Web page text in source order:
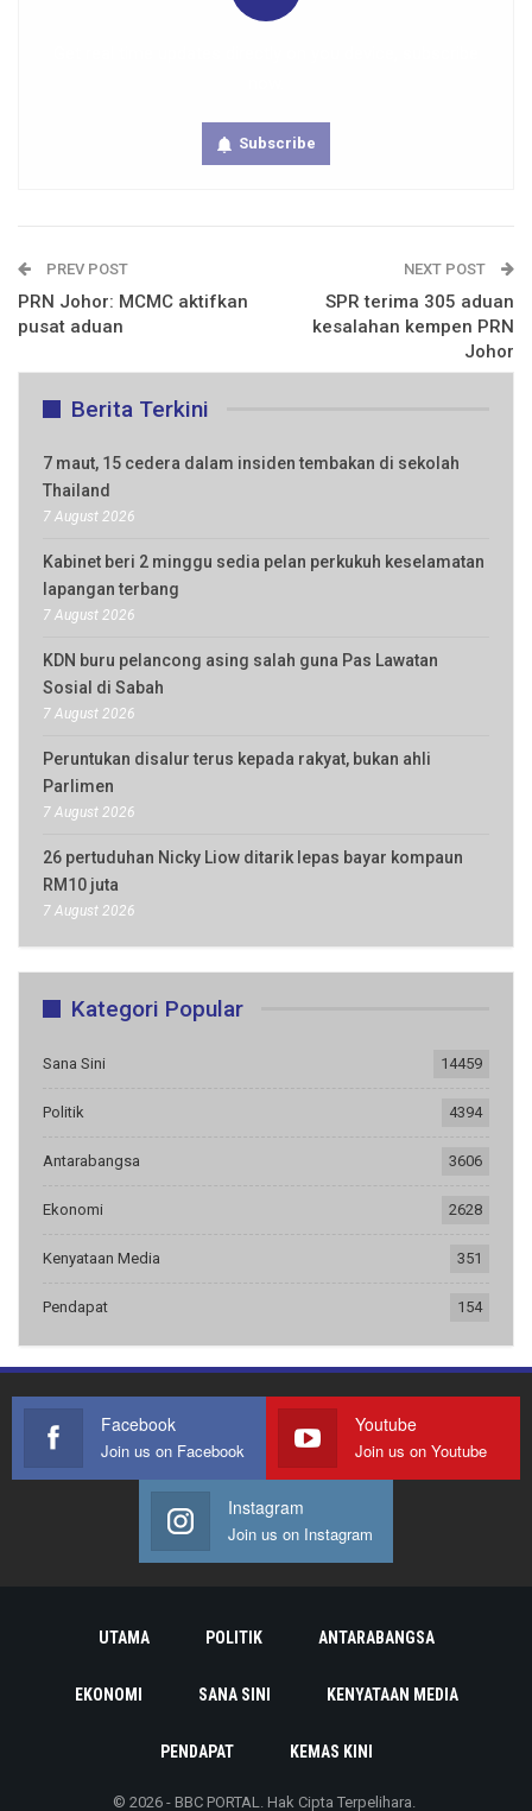
Subscribe
PREV POST
PRN Johor: MCMC aktifkan
pusat aduan
NEXT POST
SPR terima 305 aduan
kesalahan kempen PRN
Johor
Berita Terkini
7 maut, 15 cedera dalam insiden tembakan di sekolah
Thailand
7 August 2026
Kabinet beri 2 minggu sedia pelan perkukuh keselamatan
lapangan terbang
7 August 2026
KDN buru pelancong asing salah guna Pas Lawatan
Sosial di Sabah
7 August 2026
Peruntukan disalur terus kepada rakyat, bukan ahli
Parlimen
7 August 2026
26 pertuduhan Nicky Liow ditarik lepas bayar kompaun
RM10 juta
7 August 2026
Kategori Popular
Sana Sini 14459
Politik 4394
Antarabangsa 3606
Ekonomi 2628
Kenyataan Media 351
Pendapat 154
Facebook
Join us on Facebook
Youtube
Join us on Youtube
Instagram
Join us on Instagram
UTAMA POLITIK ANTARABANGSA
EKONOMI SANA SINI KENYATAAN MEDIA
PENDAPAT KEMAS KINI
© 2026 - BBC PORTAL. Hak Cipta Terpelihara.